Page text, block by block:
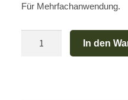
Für Mehrfachanwendung.
In den